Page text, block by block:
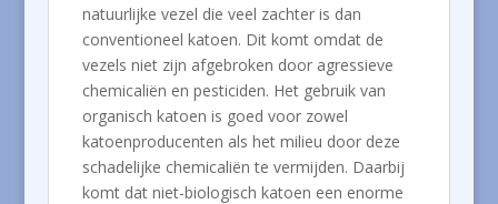
natuurlijke vezel die veel zachter is dan
conventioneel katoen. Dit komt omdat de
vezels niet zijn afgebroken door agressieve
chemicaliën en pesticiden. Het gebruik van
organisch katoen is goed voor zowel
katoenproducenten als het milieu door deze
schadelijke chemicaliën te vermijden. Daarbij
komt dat niet-biologisch katoen een enorme